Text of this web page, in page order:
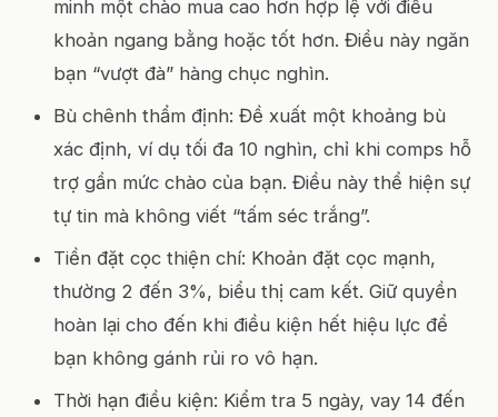
minh một chào mua cao hơn hợp lệ với điều
khoản ngang bằng hoặc tốt hơn. Điều này ngăn
bạn “vượt đà” hàng chục nghìn.
Bù chênh thẩm định: Đề xuất một khoảng bù
xác định, ví dụ tối đa 10 nghìn, chỉ khi comps hỗ
trợ gần mức chào của bạn. Điều này thể hiện sự
tự tin mà không viết “tấm séc trắng”.
Tiền đặt cọc thiện chí: Khoản đặt cọc mạnh,
thường 2 đến 3%, biểu thị cam kết. Giữ quyền
hoàn lại cho đến khi điều kiện hết hiệu lực để
bạn không gánh rủi ro vô hạn.
Thời hạn điều kiện: Kiểm tra 5 ngày, vay 14 đến